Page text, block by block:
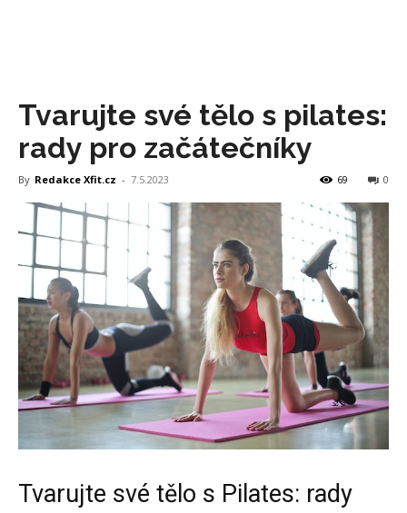
Tvarujte své tělo s pilates:
rady pro začátečníky
By Redakce Xfit.cz - 7.5.2023 0
69
Tvarujte své tělo s Pilates: rady